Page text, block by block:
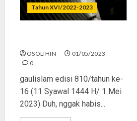
Tahun XVI/2022-2023
OSOLIHIN
01/05/2023
0
gaulislam edisi 810/tahun ke-
16 (11 Syawal 1444 H/ 1 Mei
2023) Duh, nggak habis...